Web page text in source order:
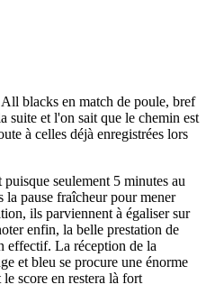
blacks en match de poule, bref
suite et l'on sait que le chemin est
à celles déjà enregistrées lors
seulement 5 minutes au
la pause fraîcheur pour mener
ils parviennent à égaliser sur
enfin, la belle prestation de
effectif. La réception de la
et bleu se procure une énorme
score en restera là fort